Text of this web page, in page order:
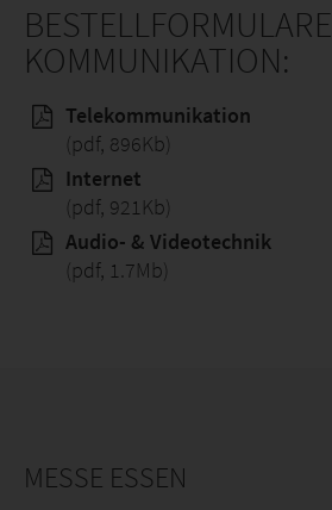
BESTELLFORMULARE
KOMMUNIKATION:
Telekommunikation
(pdf, 896Kb)
Internet
(pdf, 921Kb)
Audio- & Videotechnik
(pdf, 1.7Mb)
MESSE ESSEN